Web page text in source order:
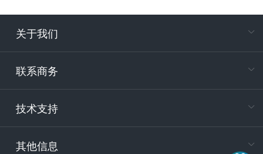
关于我们
联系商务
技术支持
其他信息
电
400-